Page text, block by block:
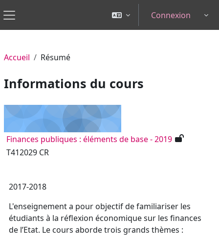
Panneau latéral
Connexion
Accueil Résumé
Informations du cours
Finances publiques : éléments de base - 2019
T412029 CR
2017-2018
L'enseignement a pour objectif de familiariser les
étudiants à la réflexion économique sur les finances
de l’Etat. Le cours aborde trois grands thèmes :